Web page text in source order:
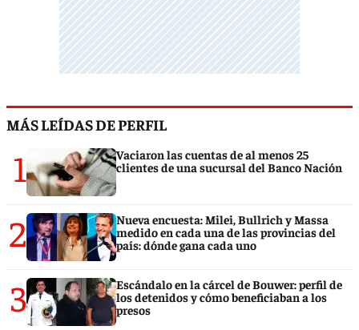
MÁS LEÍDAS DE PERFIL
1
Vaciaron las cuentas de al menos 25
clientes de una sucursal del Banco Nación
2
Nueva encuesta: Milei, Bullrich y Massa
medido en cada una de las provincias del
país: dónde gana cada uno
3
Escándalo en la cárcel de Bouwer: perfil de
los detenidos y cómo beneficiaban a los
presos